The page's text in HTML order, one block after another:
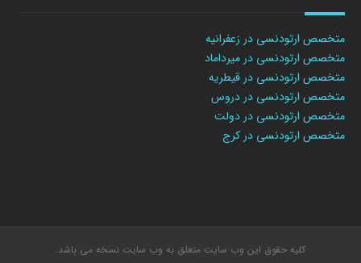
متخصص ارتودنسی در زعفرانیه
متخصص ارتودنسی در میرداماد
متخصص ارتودنسی در قیطریه
متخصص ارتودنسی در دروس
متخصص ارتودنسی در دولت
متخصص ارتودنسی در کرج
کلیه حقوق این وب سایت متعلق به وب سایت نسخه می باشد.